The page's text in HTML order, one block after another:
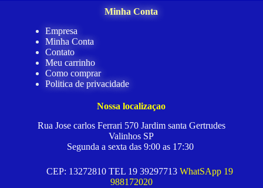
Minha Conta
Empresa
Minha Conta
Contato
Meu carrinho
Como comprar
Politica de privacidade
Nossa localizaçao
Rua Jose carlos Ferrari 570 Jardim santa Gertrudes
Valinhos SP
Segunda a sexta das 9:00 as 17:30
CEP: 13272810 TEL 19 39297713 WhatSApp 19
988172020